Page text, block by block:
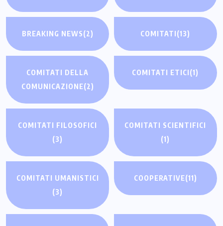
BREAKING NEWS(2) COMITATI(13)
COMITATI DELLA
COMUNICAZIONE(2)
COMITATI ETICI(1)
COMITATI FILOSOFICI
(3)
COMITATI SCIENTIFICI
(1)
COMITATI UMANISTICI
(3)
COOPERATIVE(11)